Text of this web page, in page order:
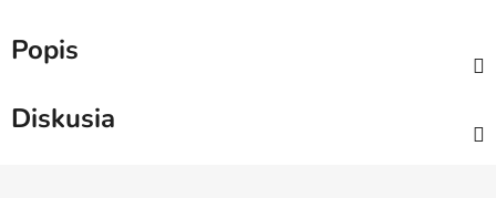
Popis
Diskusia